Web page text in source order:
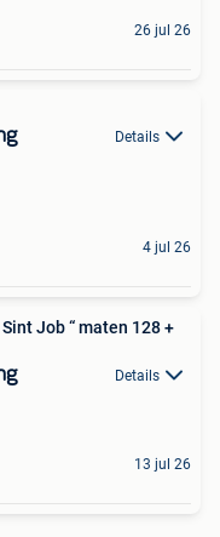
26 jul 26
Details
4 jul 26
Job “ maten 128 +
Details
13 jul 26